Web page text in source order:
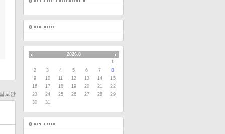
보안
2026.8
1
2
3 4 5 6 7
8
9
10 11 12 13 14
15
16
17 18 19 20 21
22
23
24 25 26 27 28
29
30
31